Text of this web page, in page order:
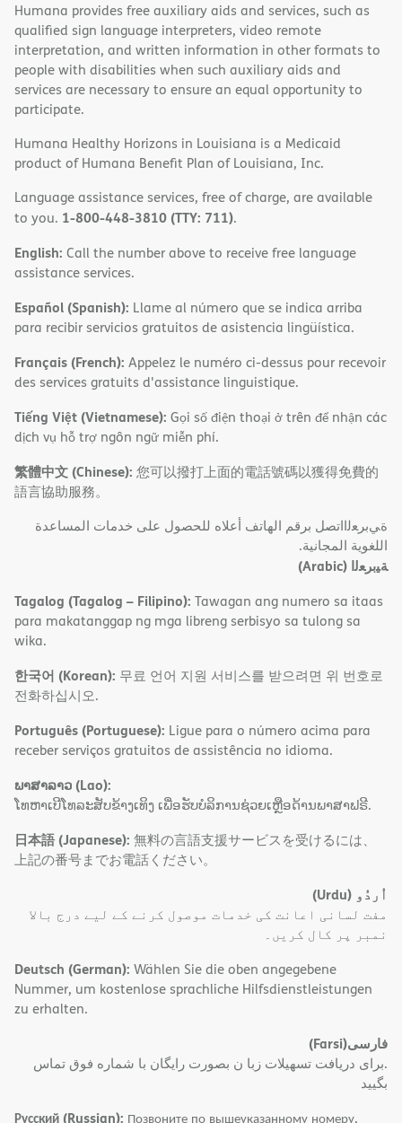
Humana provides free auxiliary aids and services, such as
qualified sign language interpreters, video remote
interpretation, and written information in other formats to
people with disabilities when such auxiliary aids and
services are necessary to ensure an equal opportunity to
participate.
Humana Healthy Horizons in Louisiana is a Medicaid
product of Humana Benefit Plan of Louisiana, Inc.
Language assistance services, free of charge, are available
to you. 1-800-448-3810 (TTY: 711).
English: Call the number above to receive free language
assistance services.
Español (Spanish): Llame al número que se indica arriba
para recibir servicios gratuitos de asistencia lingüística.
Français (French): Appelez le numéro ci-dessus pour recevoir
des services gratuits d'assistance linguistique.
Tiếng Việt (Vietnamese): Gọi số điện thoại ở trên để nhận các
dịch vụ hỗ trợ ngôn ngữ miễn phí.
繁體中文 (Chinese): 您可以撥打上面的電話號碼以獲得免費的
語言協助服務。
ةﻲﺑﺮﻌﻟااﺗﺼﻞ ﺑﺮﻗﻢ اﻟﮭﺎﺗﻒ أﻋﻼه ﻟﻠﺤﺼﻮل ﻋﻠﻰ ﺧﺪﻣﺎت اﻟﻤﺴﺎﻋﺪة
اﻟﻠﻐﻮﯾﺔ اﻟﻤﺠﺎﻧﯿﺔ.
ﺔﯿﺑﺮﻌﻟا (Arabic)
Tagalog (Tagalog – Filipino): Tawagan ang numero sa itaas
para makatanggap ng mga libreng serbisyo sa tulong sa
wika.
한국어 (Korean): 무료 언어 지원 서비스를 받으려면 위 번호로
전화하십시오.
Português (Portuguese): Ligue para o número acima para
receber serviços gratuitos de assistência no idioma.
ພາສາລາວ (Lao):
ໂທຫາເບີໂທລະສັບຂ້າງເທິງ ເພື່ອຮັບບໍລິການຊ່ວຍເຫຼືອດ້ານພາສາຟຣີ.
日本語 (Japanese): 無料の言語支援サービスを受けるには、
上記の番号までお電話ください。
اُردُو (Urdu)
مفت لسانی اعانت کی خدمات موصول کرنے کے لیے درج بالا
نمبر پر کال کریں۔
Deutsch (German): Wählen Sie die oben angegebene
Nummer, um kostenlose sprachliche Hilfsdienstleistungen
zu erhalten.
فارسی(Farsi)
.برای دریافت تسهیلات زبا ن بصورت رایگان با شماره فوق تماس
بگیید
Русский (Russian): Позвоните по вышеуказанному номеру,